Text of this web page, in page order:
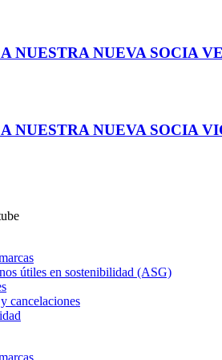
NUESTRA NUEVA SOCIA
NUESTRA NUEVA SOCIA
útiles en sostenibilidad (ASG)
cancelaciones